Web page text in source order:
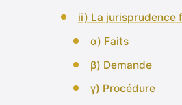
ii) La jurisprudence
α) Faits
β) Demande
γ) Procédure